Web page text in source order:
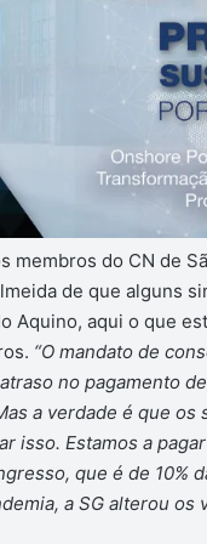
membros do CN de
de que alguns
Aquino, aqui o que
“O mandato de
no pagamento
a verdade é que os
isso. Estamos a
que é de 10%
a SG alterou